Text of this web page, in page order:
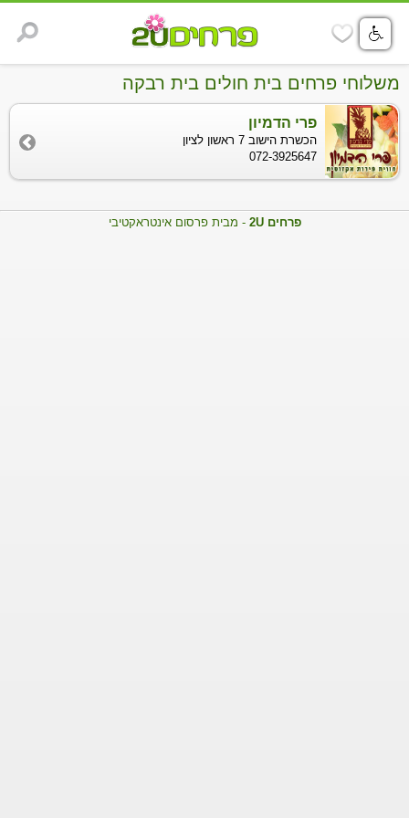
משלוחי פרחים בית חולים בית רבקה
פרי הדמיון
הכשרת הישוב 7 ראשון לציון
072-3925647
פרחים 2U - מבית פרסום אינטראקטיבי